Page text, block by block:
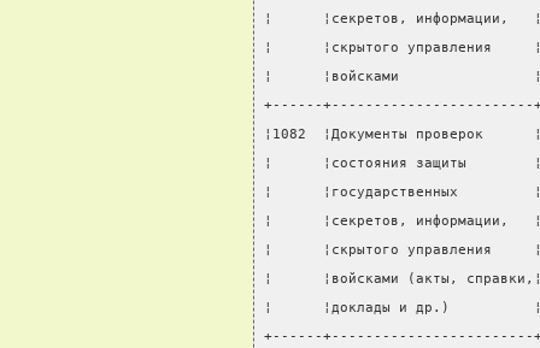
¦      ¦секретов,
¦      ¦скрытого
¦      ¦войсками
+------+------------------------
¦1082  ¦Документы
¦      ¦состояния
¦
¦      ¦секретов,
¦      ¦скрытого
¦      ¦войсками (акты,
¦      ¦доклады и др.)
+------+------------------------